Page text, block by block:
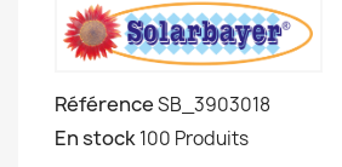
RéférenceSB_3903018
En stock100 Produits